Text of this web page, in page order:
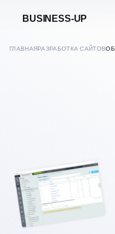
BUSINESS-UP
ГЛАВНАЯРАЗРАБОТКА САЙТОВ
САЙТОМ